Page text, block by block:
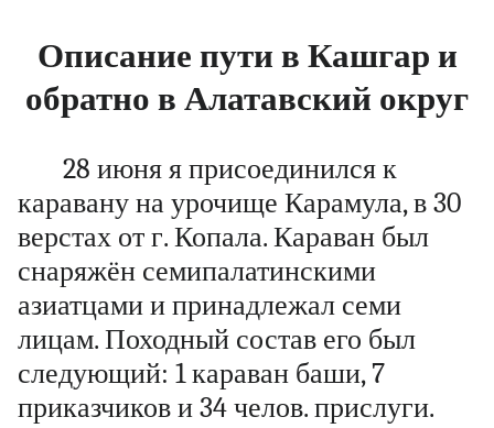
Описание пути в Кашгар и
обратно в Алатавский округ
28 июня я присоединился к
каравану на урочище Карамула, в 30
верстах от г. Копала. Караван был
снаряжён семипалатинскими
азиатцами и принадлежал семи
лицам. Походный состав его был
следующий: 1 караван баши, 7
приказчиков и 34 челов. прислуги.